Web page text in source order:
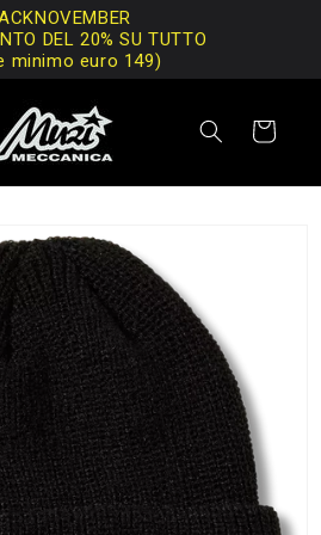
DEL 20% SU TUTTO
minimo euro 149)
Carrello